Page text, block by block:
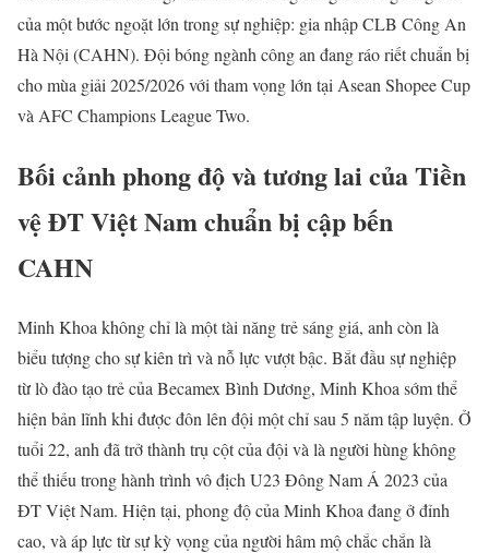
của một bước ngoặt lớn trong sự nghiệp: gia nhập CLB Công An
Hà Nội (CAHN). Đội bóng ngành công an đang ráo riết chuẩn bị
cho mùa giải 2025/2026 với tham vọng lớn tại Asean Shopee Cup
và AFC Champions League Two.
Bối cảnh phong độ và tương lai của Tiền
vệ ĐT Việt Nam chuẩn bị cập bến
CAHN
Minh Khoa không chỉ là một tài năng trẻ sáng giá, anh còn là
biểu tượng cho sự kiên trì và nỗ lực vượt bậc. Bắt đầu sự nghiệp
từ lò đào tạo trẻ của Becamex Bình Dương, Minh Khoa sớm thể
hiện bản lĩnh khi được đôn lên đội một chỉ sau 5 năm tập luyện. Ở
tuổi 22, anh đã trở thành trụ cột của đội và là người hùng không
thể thiếu trong hành trình vô địch U23 Đông Nam Á 2023 của
ĐT Việt Nam. Hiện tại, phong độ của Minh Khoa đang ở đỉnh
cao, và áp lực từ sự kỳ vọng của người hâm mộ chắc chắn là